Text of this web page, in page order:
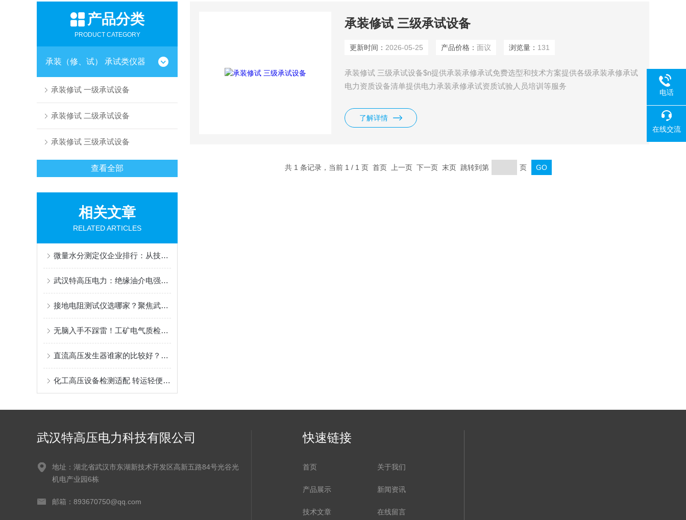
产品分类
PRODUCT CATEGORY
承装（修、试） 承试类仪器
承装修试 一级承试设备
承装修试 二级承试设备
承装修试 三级承试设备
查看全部
相关文章
RELATED ARTICLES
微量水分测定仪企业排行：从技术到应用看武汉特高压的解题思路
武汉特高压电力：绝缘油介电强度自动测试仪领域的专业之选
接地电阻测试仪选哪家？聚焦武汉特高压接地电阻测试仪
无脑入手不踩雷！工矿电气质检专用设备，温升大电流试验装置耐造适配广
直流高压发生器谁家的比较好？厂家的性能稳定性与场景适应性
化工高压设备检测适配 转运轻便 雷电冲击高压发生器工况选型参考
承装修试 三级承试设备
更新时间： 2026-05-25 产品价格：面议 浏览量： 131
承装修试 三级承试设备$n提供承装承修承试免费选型和技术方案提供各级承装承修承试
电力资质设备清单提供电力承装承修承试资质试验人员培训等服务
了解详情
共 1 条记录，当前 1 / 1 页 首页 上一页 下一页 末页 跳转到第 页
武汉特高压电力科技有限公司
地址：湖北省武汉市东湖新技术开发区高新五路84号光谷光
机电产业园6栋
邮箱：893670750@qq.com
快速链接
首页 关于我们
产品展示 新闻资讯
技术文章 在线留言
电话
在线交流